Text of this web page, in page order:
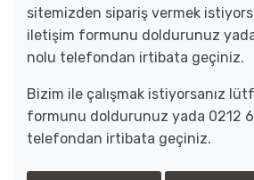
sitemizden sipariş vermek
iletişim formunu doldurunuz
nolu telefondan irtibata geçiniz.
Bizim ile çalışmak istiyorsanız
formunu doldurunuz yada 0212
telefondan irtibata geçiniz.